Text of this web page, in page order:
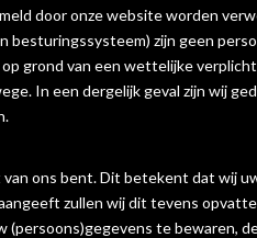
door onze website worden
besturingssysteem) zijn geen
grond van een wettelijke
In een dergelijk geval zijn wij
ons bent. Dit betekent dat wij
zullen wij dit tevens
te bewaren,